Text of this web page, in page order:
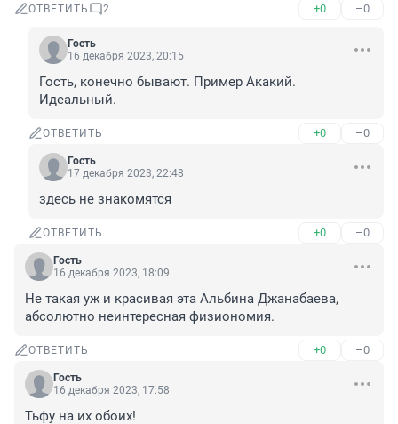
ОТВЕТИТЬ 2 +0 –0
Гость
16 декабря 2023, 20:15
Гость, конечно бывают. Пример Акакий.
Идеальный.
ОТВЕТИТЬ +0 –0
Гость
17 декабря 2023, 22:48
здесь не знакомятся
ОТВЕТИТЬ +0 –0
Гость
16 декабря 2023, 18:09
Не такая уж и красивая эта Альбина Джанабаева,
абсолютно неинтересная физиономия.
ОТВЕТИТЬ +0 –0
Гость
16 декабря 2023, 17:58
Тьфу на их обоих!